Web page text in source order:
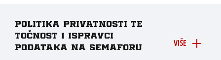
VIŠE
Politika privatnosti te
točnost i ispravci
podataka na Semaforu